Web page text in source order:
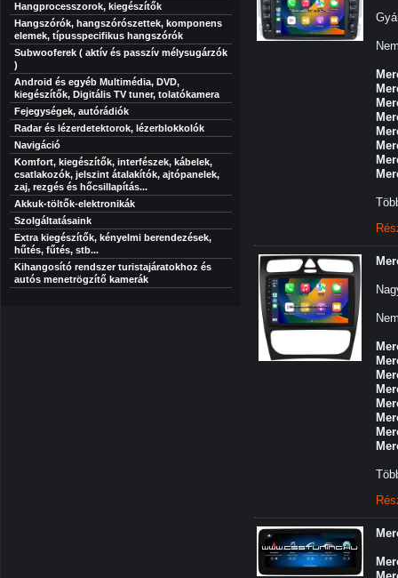
Hangprocesszorok, kiegészítők
Hangszórók, hangszórószettek, komponens
elemek, típusspecifikus hangszórók
Subwooferek ( aktív és passzív mélysugárzók
)
Android és egyéb Multimédia, DVD,
kiegészítők, Digitális TV tuner, tolatókamera
Fejegységek, autórádiók
Radar és lézerdetektorok, lézerblokkolók
Navigáció
Komfort, kiegészítők, interfészek, kábelek,
csatlakozók, jelszint átalakítók, ajtópanelek,
zaj, rezgés és hőcsillapítás...
Akkuk-töltők-elektronikák
Szolgáltatásaink
Extra kiegészítők, kényelmi berendezések,
hűtés, fűtés, stb...
Kihangosító rendszer turistajáratokhoz és
autós menetrögzítő kamerák